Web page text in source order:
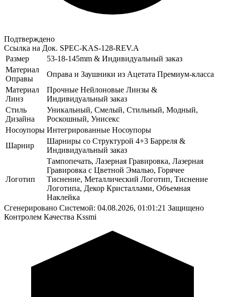
Подтверждено
Ссылка на Док. SPEC-KAS-128-REV.A
Размер
53-18-145mm & Индивидуальный заказ
Материал
Оправы
Оправа и Заушники из Ацетата Премиум-класса
Материал
Линз
Прочные Нейлоновые Линзы &
Индивидуальный заказ
Стиль
Дизайна
Уникальный, Смелый, Стильный, Модный,
Роскошный, Унисекс
Носоупоры Интегрированные Носоупоры
Шарнир
Шарниры со Структурой 4+3 Барреля &
Индивидуальный заказ
Логотип
Тампопечать, Лазерная Гравировка, Лазерная
Гравировка с Цветной Эмалью, Горячее
Тиснение, Металлический Логотип, Тиснение
Логотипа, Декор Кристаллами, Объемная
Наклейка
Сгенерировано Системой: 04.08.2026, 01:01:21 Защищено
Контролем Качества Kssmi